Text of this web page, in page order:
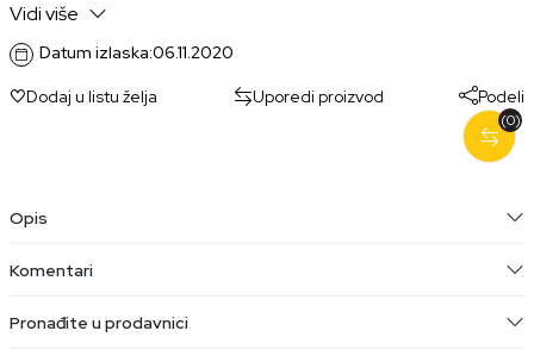
Koristite moći - Igrajte se kao kuce i koristite svoje moćne sile
stvari i još mnogo toga!
ekranu
Vidi više
Datum izlaska:06.11.2020
Dodaj u listu želja Uporedi proizvod Podeli
(0)
Opis
Komentari
Pronađite u prodavnici